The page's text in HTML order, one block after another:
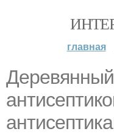
главная